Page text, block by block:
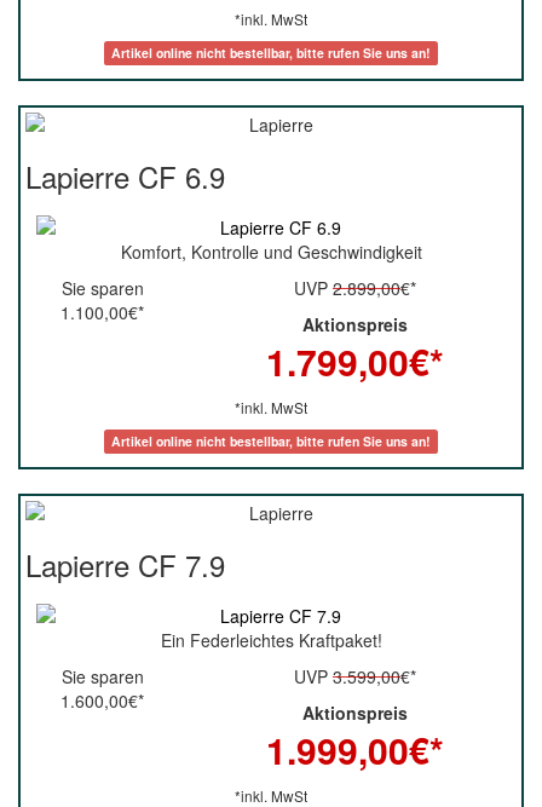
*inkl. MwSt
Artikel online nicht bestellbar, bitte rufen Sie uns an!
Lapierre CF 6.9
Komfort, Kontrolle und Geschwindigkeit
Sie sparen
1.100,00€*
UVP 2.899,00€*
Aktionspreis
1.799,00€*
*inkl. MwSt
Artikel online nicht bestellbar, bitte rufen Sie uns an!
Lapierre CF 7.9
Ein Federleichtes Kraftpaket!
Sie sparen
1.600,00€*
UVP 3.599,00€*
Aktionspreis
1.999,00€*
*inkl. MwSt